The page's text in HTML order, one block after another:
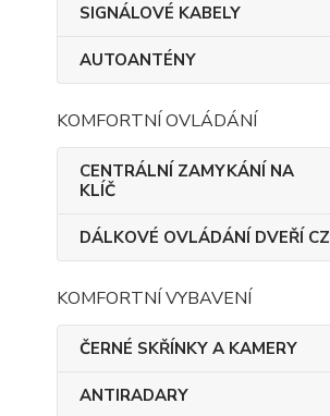
SIGNÁLOVÉ KABELY
AUTOANTÉNY
KOMFORTNÍ OVLÁDÁNÍ
CENTRÁLNÍ ZAMYKÁNÍ NA
KLÍČ
DÁLKOVÉ OVLÁDÁNÍ DVEŘÍ CZ
KOMFORTNÍ VYBAVENÍ
ČERNÉ SKŘÍNKY A KAMERY
ANTIRADARY